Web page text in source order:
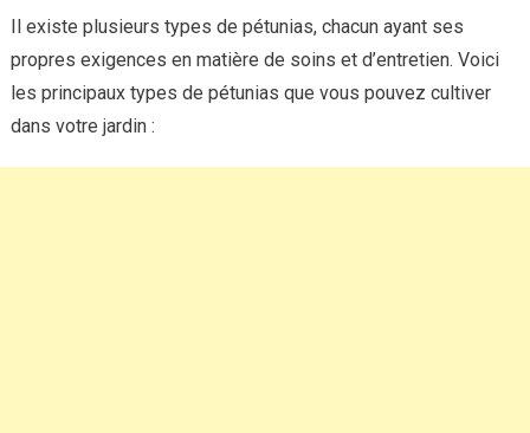
Il existe plusieurs types de pétunias, chacun ayant ses
propres exigences en matière de soins et d’entretien. Voici
les principaux types de pétunias que vous pouvez cultiver
dans votre jardin :